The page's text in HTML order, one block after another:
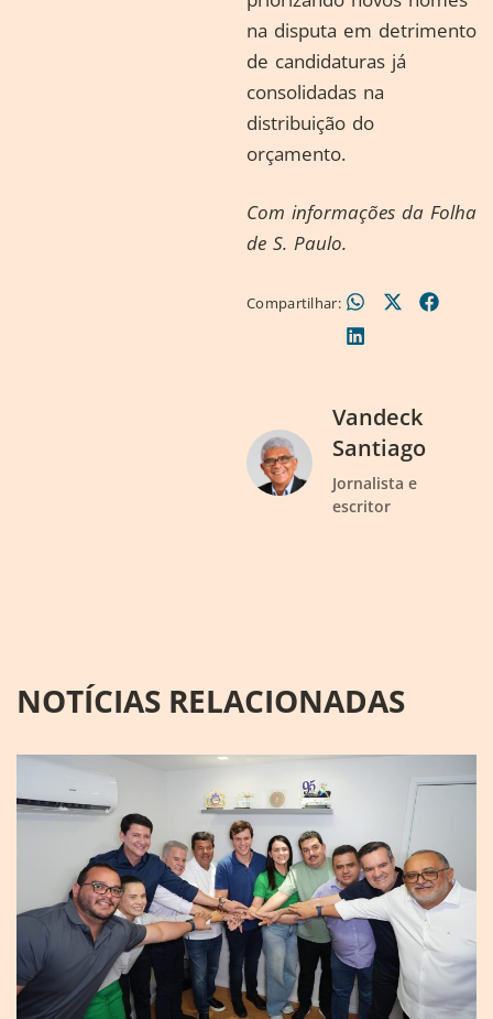
na disputa em detrimento
de candidaturas já
consolidadas na
distribuição do
orçamento.
Com informações da Folha
de S. Paulo.
Compartilhar:
Vandeck
Santiago
Jornalista e
escritor
NOTÍCIAS RELACIONADAS